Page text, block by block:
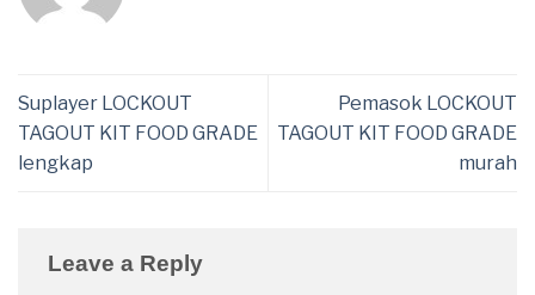
Suplayer LOCKOUT
TAGOUT KIT FOOD GRADE
lengkap
Pemasok LOCKOUT
TAGOUT KIT FOOD GRADE
murah
Leave a Reply